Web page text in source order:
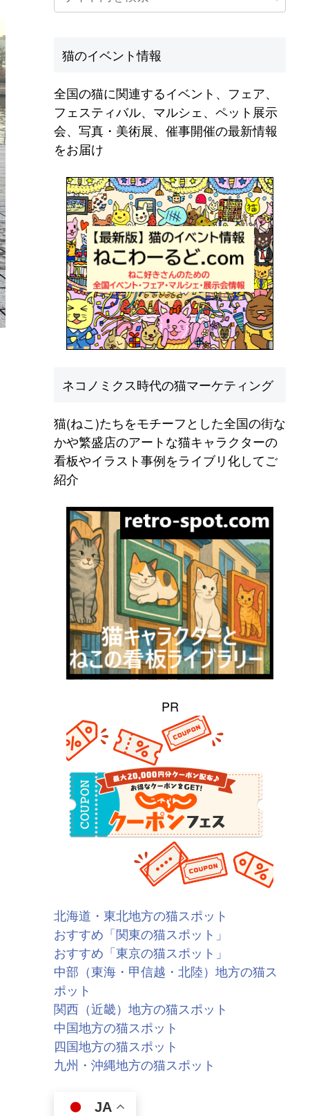
猫のイベント情報
全国の猫に関連するイベント、フェア、
フェスティバル、マルシェ、ペット展示
会、写真・美術展、催事開催の最新情報
をお届け
ネコノミクス時代の猫マーケティング
猫(ねこ)たちをモチーフとした全国の街な
かや繁盛店のアートな猫キャラクターの
看板やイラスト事例をライブリ化してご
紹介
PR
北海道・東北地方の猫スポット
おすすめ「関東の猫スポット」
おすすめ「東京の猫スポット」
中部（東海・甲信越・北陸）地方の猫ス
ポット
関西（近畿）地方の猫スポット
中国地方の猫スポット
四国地方の猫スポット
九州・沖縄地方の猫スポット
JA